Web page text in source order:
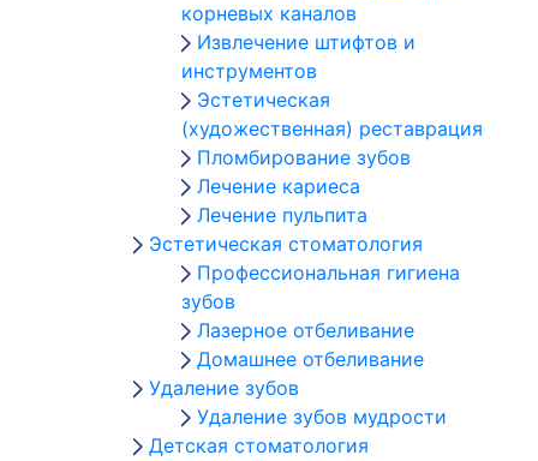
корневых каналов
Извлечение штифтов и
инструментов
Эстетическая
(художественная) реставрация
Пломбирование зубов
Лечение кариеса
Лечение пульпита
Эстетическая стоматология
Профессиональная гигиена
зубов
Лазерное отбеливание
Домашнее отбеливание
Удаление зубов
Удаление зубов мудрости
Детская стоматология